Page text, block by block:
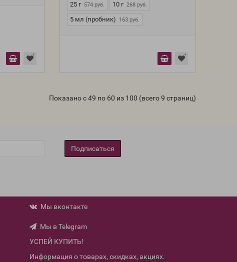
25 г 574 руб. 10 г 268 руб.
5 мл (пробник) 163 руб.
Показано с 49 по 60 из 100 (всего 9 страниц)
Подписаться
Мы вконтакте
Мы в Telegram
УСПЕЙ КУПИТЬ!
Информация о товарах, скидках, акциях.